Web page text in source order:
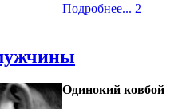
Подробнее... 2
Одинокий ковбой